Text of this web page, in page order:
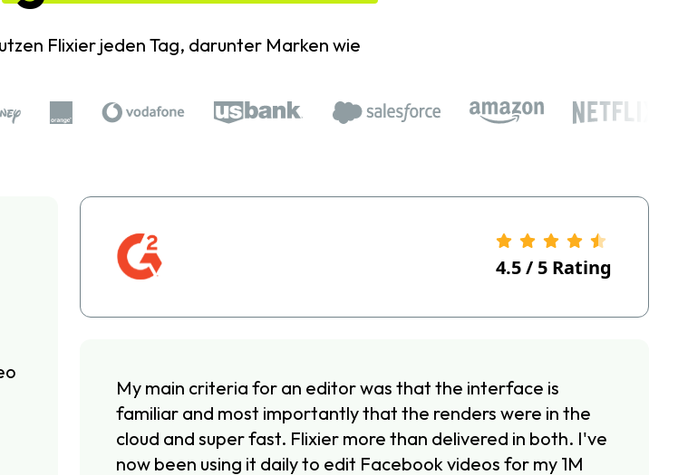
Flixier jeden Tag, darunter Marken wie
4.5/ 5 Rating
My main criteria for an editor was that the interface is
familiar and most importantly that the renders were in the
cloud and super fast. Flixier more than delivered in both. I've
now been using it daily to edit Facebook videos for my 1M